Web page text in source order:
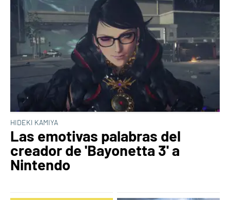
HIDEKI KAMIYA
Las emotivas palabras del
creador de 'Bayonetta 3' a
Nintendo